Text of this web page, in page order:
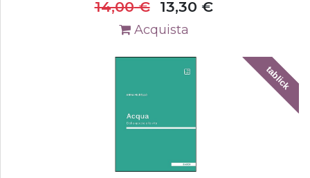
14,00€ 13,30 €
Acquista
tablick